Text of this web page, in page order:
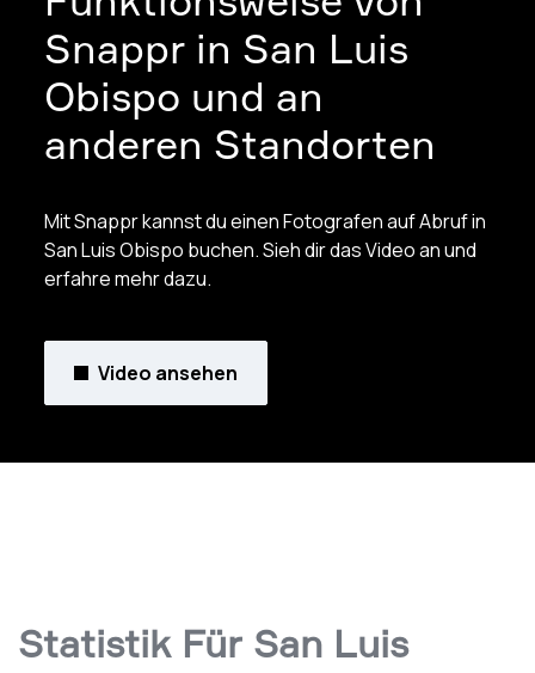
Snappr in San Luis
Obispo und an
anderen Standorten
Mit Snappr kannst du einen Fotografen auf Abruf in
San Luis Obispo buchen. Sieh dir das Video an und
erfahre mehr dazu.
Video ansehen
Statistik Für San Luis